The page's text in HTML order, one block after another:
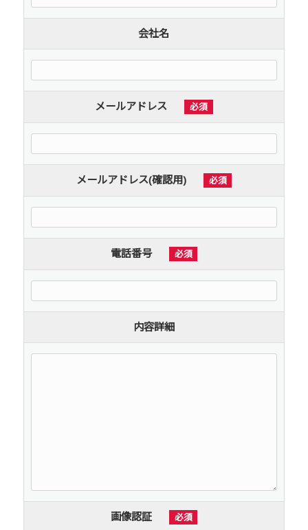
会社名
メールアドレス 必須
メールアドレス(確認用) 必須
電話番号 必須
内容詳細
画像認証 必須